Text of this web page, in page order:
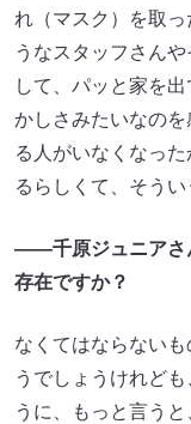
れ（マスク）を取
うなスタッフさん
して、パッと家を
かしさみたいなの
る人がいなくなっ
るらしくて、そう
――千原ジュニアさ
存在ですか？
なくてはならない
うでしょうけれど
うに、もっと言う